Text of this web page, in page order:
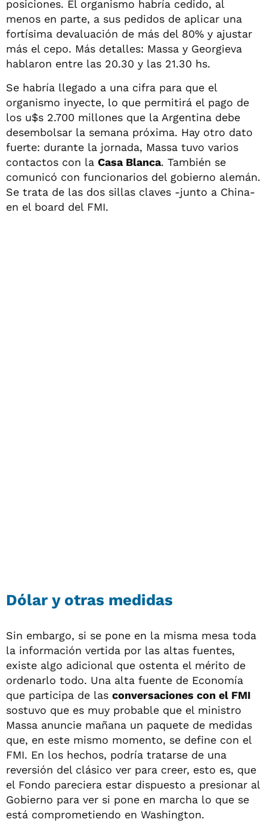
posiciones. El organismo habría cedido, al
menos en parte, a sus pedidos de aplicar una
fortísima devaluación de más del 80% y ajustar
más el cepo. Más detalles: Massa y Georgieva
hablaron entre las 20.30 y las 21.30 hs.
Se habría llegado a una cifra para que el
organismo inyecte, lo que permitirá el pago de
los u$s 2.700 millones que la Argentina debe
desembolsar la semana próxima. Hay otro dato
fuerte: durante la jornada, Massa tuvo varios
contactos con la Casa Blanca. También se
comunicó con funcionarios del gobierno alemán.
Se trata de las dos sillas claves -junto a China-
en el board del FMI.
Dólar y otras medidas
Sin embargo, si se pone en la misma mesa toda
la información vertida por las altas fuentes,
existe algo adicional que ostenta el mérito de
ordenarlo todo. Una alta fuente de Economía
que participa de las conversaciones con el FMI
sostuvo que es muy probable que el ministro
Massa anuncie mañana un paquete de medidas
que, en este mismo momento, se define con el
FMI. En los hechos, podría tratarse de una
reversión del clásico ver para creer, esto es, que
el Fondo pareciera estar dispuesto a presionar al
Gobierno para ver si pone en marcha lo que se
está comprometiendo en Washington.